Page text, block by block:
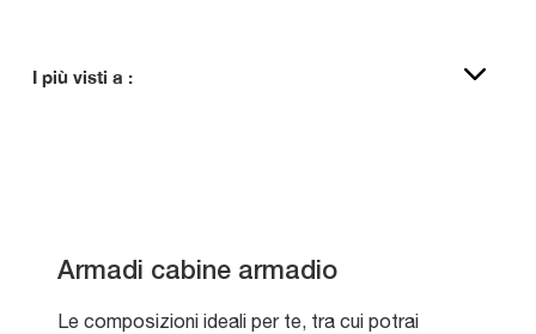
I più visti a :
Armadi cabine armadio
Le composizioni ideali per te, tra cui potrai